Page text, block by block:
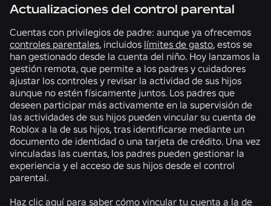
Actualizaciones del control parental
Cuentas con privilegios de padre: aunque ya ofrecemos
controles parentales, incluidos límites de gasto, estos se
han gestionado desde la cuenta del niño. Hoy lanzamos la
gestión remota, que permite a los padres y cuidadores
ajustar los controles y revisar la actividad de sus hijos
aunque no estén físicamente juntos. Los padres que
deseen participar más activamente en la supervisión de
las actividades de sus hijos pueden vincular su cuenta de
Roblox a la de sus hijos, tras identificarse mediante un
documento de identidad o una tarjeta de crédito. Una vez
vinculadas las cuentas, los padres pueden gestionar la
experiencia y el acceso de sus hijos desde el control
parental.
Haz clic aquí para saber cómo vincular tu cuenta a la de